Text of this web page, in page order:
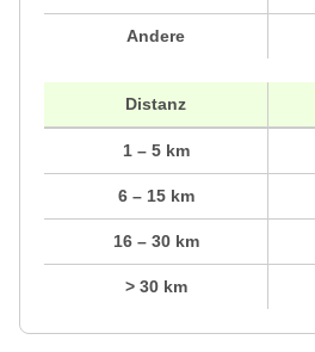
Andere
Distanz
1 – 5 km
6 – 15 km
16 – 30 km
> 30 km